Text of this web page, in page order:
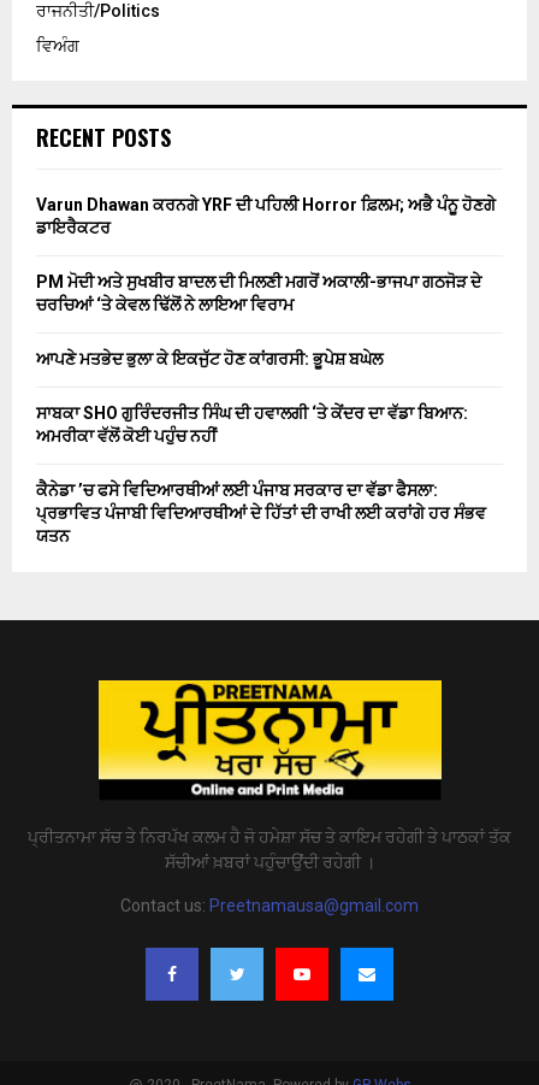
ਰਾਜਨੀਤੀ/Politics
ਵਿਅੰਗ
RECENT POSTS
Varun Dhawan ਕਰਨਗੇ YRF ਦੀ ਪਹਿਲੀ Horror ਫ਼ਿਲਮ; ਅਭੈ ਪੰਨੂ ਹੋਣਗੇ
ਡਾਇਰੈਕਟਰ
PM ਮੋਦੀ ਅਤੇ ਸੁਖਬੀਰ ਬਾਦਲ ਦੀ ਮਿਲਣੀ ਮਗਰੋਂ ਅਕਾਲੀ-ਭਾਜਪਾ ਗਠਜੋੜ ਦੇ
ਚਰਚਿਆਂ ‘ਤੇ ਕੇਵਲ ਢਿੱਲੋਂ ਨੇ ਲਾਇਆ ਵਿਰਾਮ
ਆਪਣੇ ਮਤਭੇਦ ਭੁਲਾ ਕੇ ਇਕਜੁੱਟ ਹੋਣ ਕਾਂਗਰਸੀ: ਭੂਪੇਸ਼ ਬਘੇਲ
ਸਾਬਕਾ SHO ਗੁਰਿੰਦਰਜੀਤ ਸਿੰਘ ਦੀ ਹਵਾਲਗੀ ‘ਤੇ ਕੇਂਦਰ ਦਾ ਵੱਡਾ ਬਿਆਨ:
ਅਮਰੀਕਾ ਵੱਲੋਂ ਕੋਈ ਪਹੁੰਚ ਨਹੀਂ
ਕੈਨੇਡਾ ’ਚ ਫਸੇ ਵਿਦਿਆਰਥੀਆਂ ਲਈ ਪੰਜਾਬ ਸਰਕਾਰ ਦਾ ਵੱਡਾ ਫੈਸਲਾ:
ਪ੍ਰਭਾਵਿਤ ਪੰਜਾਬੀ ਵਿਦਿਆਰਥੀਆਂ ਦੇ ਹਿੱਤਾਂ ਦੀ ਰਾਖੀ ਲਈ ਕਰਾਂਗੇ ਹਰ ਸੰਭਵ
ਯਤਨ
ਪ੍ਰੀਤਨਾਮਾ ਸੱਚ ਤੇ ਨਿਰਪੱਖ ਕਲਮ ਹੈ ਜੋ ਹਮੇਸ਼ਾ ਸੱਚ ਤੇ ਕਾਇਮ ਰਹੇਗੀ ਤੇ ਪਾਠਕਾਂ ਤੱਕ
ਸੱਚੀਆਂ ਖ਼ਬਰਾਂ ਪਹੁੰਚਾਉਂਦੀ ਰਹੇਗੀ ।
Contact us: Preetnamausa@gmail.com